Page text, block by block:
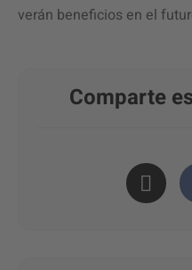
verán beneficios en el
Comparte